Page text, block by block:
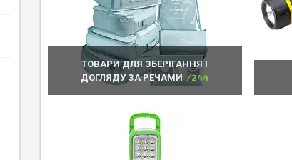
ТОВАРИ ДЛЯ ЗБЕРІГАННЯ І
ДОГЛЯДУ ЗА РЕЧАМИ
244